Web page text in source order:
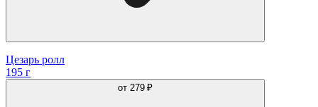
Цезарь ролл
195 г
от 279 ₽